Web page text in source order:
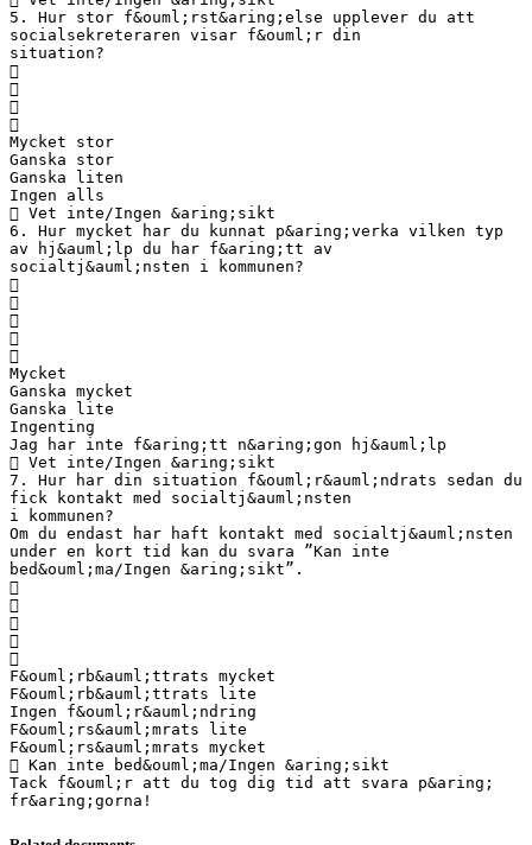
5. Hur stor f&ouml;rst&aring;else upplever du att
socialsekreteraren visar f&ouml;r din
situation?




Mycket stor
Ganska stor
Ganska liten
Ingen alls
 Vet inte/Ingen &aring;sikt
6. Hur mycket har du kunnat p&aring;verka vilken typ
av hj&auml;lp du har f&aring;tt av
socialtj&auml;nsten i kommunen?





Mycket
Ganska mycket
Ganska lite
Ingenting
Jag har inte f&aring;tt n&aring;gon hj&auml;lp
 Vet inte/Ingen &aring;sikt
7. Hur har din situation f&ouml;r&auml;ndrats sedan du
fick kontakt med socialtj&auml;nsten
i kommunen?
Om du endast har haft kontakt med socialtj&auml;nsten
under en kort tid kan du svara ”Kan inte
bed&ouml;ma/Ingen &aring;sikt”.





F&ouml;rb&auml;ttrats mycket
F&ouml;rb&auml;ttrats lite
Ingen f&ouml;r&auml;ndring
F&ouml;rs&auml;mrats lite
F&ouml;rs&auml;mrats mycket
 Kan inte bed&ouml;ma/Ingen &aring;sikt
Tack f&ouml;r att du tog dig tid att svara p&aring;